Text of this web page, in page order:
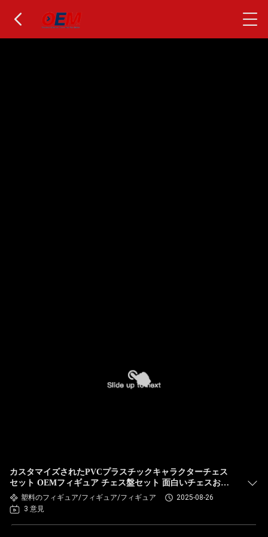
カスタマイズされたPVCプラスチックキャラクターチェス
セット OEMフィギュア チェス盤セット 面白いチェスおも
ちゃ塑料のフィギュア/フィギュア/フィギュア
2025-08-26
3 意見